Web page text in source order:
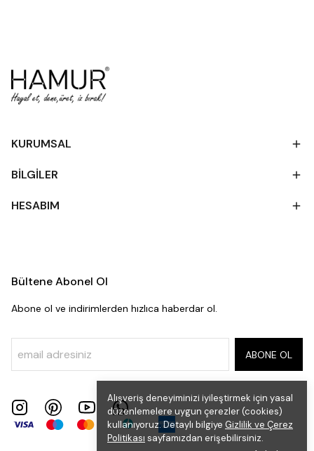
Alışveriş deneyiminizi iyileştirmek için yasal
düzenlemelere uygun çerezler (cookies)
kullanıyoruz. Detaylı bilgiye Gizlilik ve Çerez
Politikası sayfamızdan erişebilirsiniz.
KURUMSAL
BİLGİLER
HESABIM
Bültene Abonel Ol
Abone ol ve indirimlerden hızlıca haberdar ol.
ABONE OL